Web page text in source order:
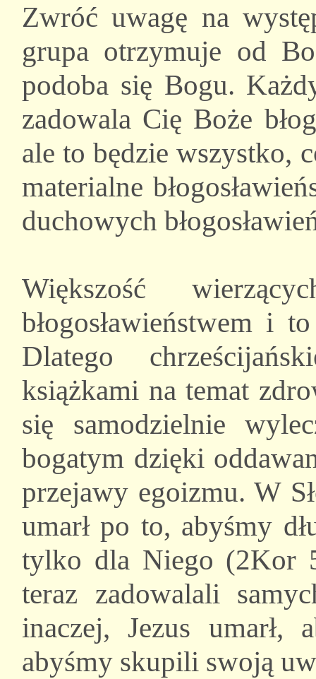
Zwróć uwagę na
grupa otrzymuje od
podoba się Bogu.
zadowala Cię Boże
ale to będzie wszystko,
materialne
duchowych
Większość
błogosławieństwem i
Dlatego
książkami na temat
się samodzielnie
bogatym dzięki
przejawy egoizmu. W
umarł po to, abyśmy
tylko dla Niego (2Kor
teraz zadowalali
inaczej, Jezus
abyśmy skupili swoją